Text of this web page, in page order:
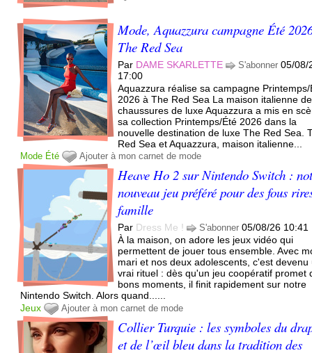
Mode, Aquazzura campagne Été
The Red Sea
Par DAME SKARLETTE S'abonner 05/08/
17:00
Aquazzura réalise sa campagne Printemps/
2026 à The Red Sea La maison italienne de
chaussures de luxe Aquazzura a mis en
sa collection Printemps/Été 2026 dans la
nouvelle destination de luxe The Red Sea.
Red Sea et Aquazzura, maison italienne...
Mode Été Ajouter à mon carnet de mode
Heave Ho 2 sur Nintendo Switch :
nouveau jeu préféré pour des fous
famille
Par Dress Me ! S'abonner 05/08/26 10:41
À la maison, on adore les jeux vidéo qui
permettent de jouer tous ensemble. Avec
mari et nos deux adolescents, c'est devenu
vrai rituel : dès qu'un jeu coopératif promet
bons moments, il finit rapidement sur notre
Nintendo Switch. Alors quand......
Jeux
Ajouter à mon carnet de mode
Collier Turquie : les symboles du
et de l’œil bleu dans la tradition des